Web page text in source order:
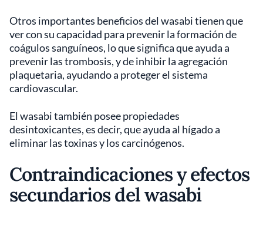
Otros importantes beneficios del wasabi tienen que
ver con su capacidad para prevenir la formación de
coágulos sanguíneos, lo que significa que ayuda a
prevenir las trombosis, y de inhibir la agregación
plaquetaria, ayudando a proteger el sistema
cardiovascular.
El wasabi también posee propiedades
desintoxicantes, es decir, que ayuda al hígado a
eliminar las toxinas y los carcinógenos.
Contraindicaciones y efectos
secundarios del wasabi